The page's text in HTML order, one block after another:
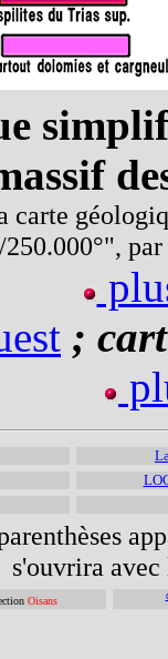
carte
250.000°",
;
s'ouvrira
Oisans